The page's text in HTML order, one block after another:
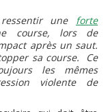
une forte
course, lors de
après un saut.
sa course. Ce
les mêmes
violente de